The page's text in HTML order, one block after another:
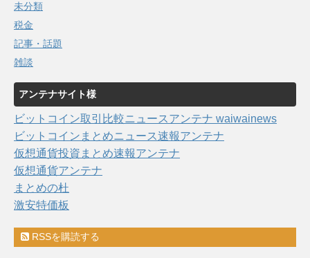
未分類
税金
記事・話題
雑談
アンテナサイト様
ビットコイン取引比較ニュースアンテナ waiwainews
ビットコインまとめニュース速報アンテナ
仮想通貨投資まとめ速報アンテナ
仮想通貨アンテナ
まとめの杜
激安特価板
RSSを購読する